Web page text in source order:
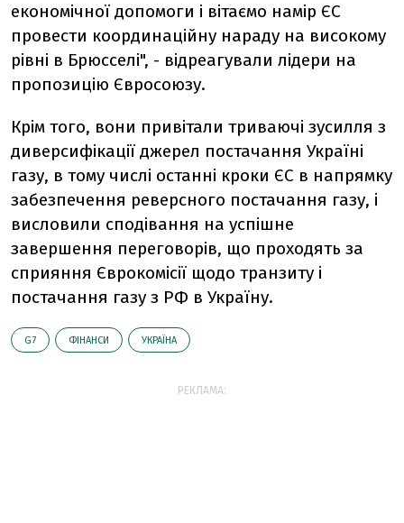
економічної допомоги і вітаємо намір ЄС
провести координаційну нараду на високому
рівні в Брюсселі", - відреагували лідери на
пропозицію Євросоюзу.
Крім того, вони привітали триваючі зусилля з
диверсифікації джерел постачання Україні
газу, в тому числі останні кроки ЄС в напрямку
забезпечення реверсного постачання газу, і
висловили сподівання на успішне
завершення переговорів, що проходять за
сприяння Єврокомісії щодо транзиту і
постачання газу з РФ в Україну.
G7 ФІНАНСИ УКРАЇНА
РЕКЛАМА: